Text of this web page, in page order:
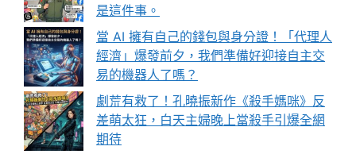
是這件事。
當 AI 擁有自己的錢包與身分證！「代理人
經濟」爆發前夕，我們準備好迎接自主交
易的機器人了嗎？
劇荒有救了！孔曉振新作《殺手媽咪》反
差萌太狂，白天主婦晚上當殺手引爆全網
期待